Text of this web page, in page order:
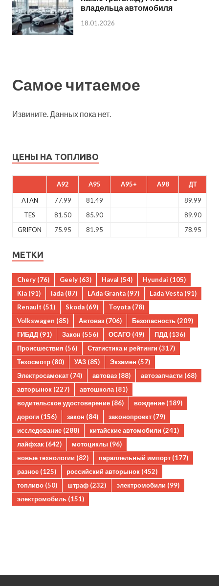
владельца автомобиля
18.01.2026
Самое читаемое
Извините. Данных пока нет.
ЦЕНЫ НА ТОПЛИВО
A92 A95 A95+ A98 ДТ
ATAN 77.99 81.49
89.99
TES
81.50 85.90
89.90
GRIFON
75.95 81.95 78.95
МЕТКИ
Chery (76) Geely (63) Haval (54) Hyundai (105)
Kia (91) lada (87) LAda Granta (97) Lada Vesta (91)
Renault (51) Skoda (69) Toyota (78)
Volkswagen (85) Автоваз (706) Безопасность (209)
ГИБДД (91) Закон (556) ОСАГО (49) ПДД (136)
Происшествия (56) Статистика и рейтинги (317)
Техосмотр (80) УАЗ (85) Экзамен (57)
Электросамокат (74) автоваз (88) автозапчасти (68)
авторынок (227) автошкола(81)
водительское удостоверение (86) вождение (189)
дороги (156) закон (84) законопроект (79)
исследование (288) китайские автомобили (241)
лайфхак (642) мотоциклы (96)
новые технологии (82) параллельный импорт (177)
разное (125) российский авторынок (452)
топливо (50) штраф (232) электромобили (99)
электромобиль (151)